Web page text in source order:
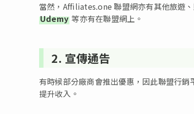
當然，Affiliates.one 聯盟網亦有其他旅遊
Udemy 等亦有在聯盟網上。
2. 宣傳通告
有時候部分廠商會推出優惠，因此聯盟行
提升收入。